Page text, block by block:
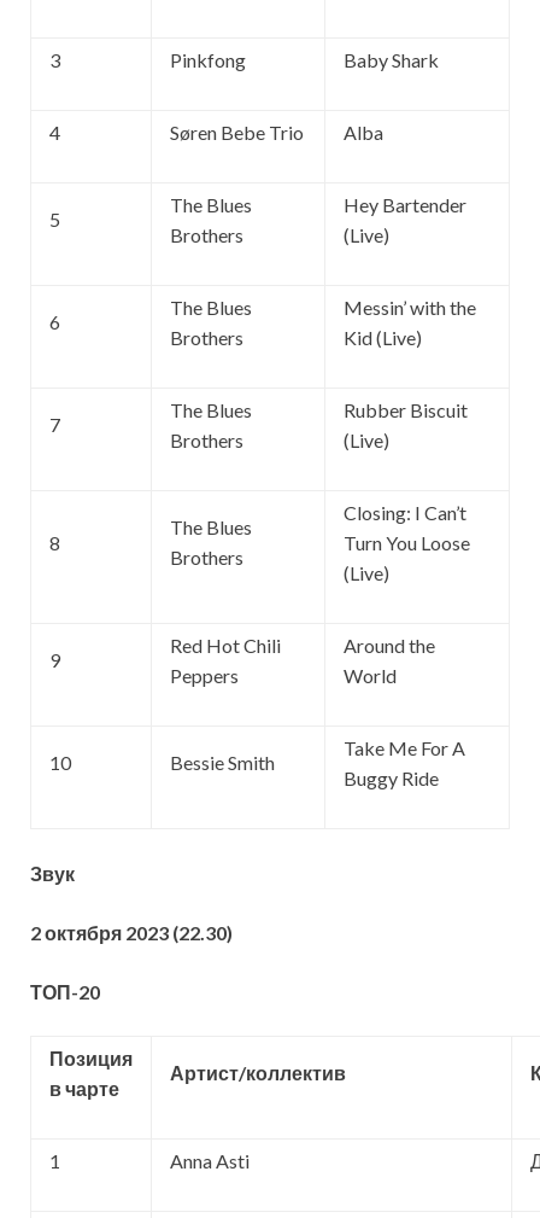
3 Pinkfong Baby Shark
4 Søren Bebe Trio Alba
5
The Blues
Brothers
Hey Bartender
(Live)
6
The Blues
Brothers
Messin’ with the
Kid (Live)
7
The Blues
Brothers
Rubber Biscuit
(Live)
8
The Blues
Brothers
Closing: I Can’t
Turn You Loose
(Live)
9
Red Hot Chili
Peppers
Around the
World
10 Bessie Smith
Take Me For A
Buggy Ride
Звук
2 октября 2023 (22.30)
ТОП-20
Позиция
в чарте
Артист/коллектив
1 Anna Asti